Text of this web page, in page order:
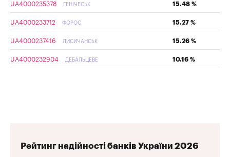
UA4000235378 ГЕНІЧЕСЬК 15.48 %
UA4000233712 ФОРОС 15.27 %
UA4000237416 ЛИСИЧАНСЬК 15.26 %
UA4000232904 ДЕБАЛЬЦЕВЕ 10.16 %
Рейтинг надійності банків України 2026